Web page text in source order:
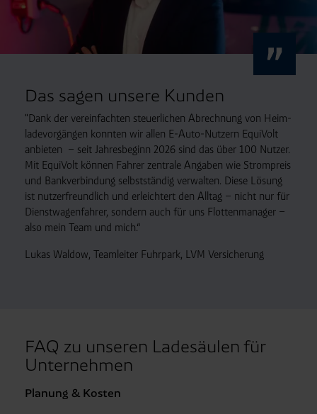
Das sagen unsere Kunden
"Dank der vereinfachten steuerlichen Abrechnung von Heim­
lade­vorgängen konnten wir allen E-Auto-Nutzern EquiVolt
anbieten – seit Jahresbeginn 2026 sind das über 100 Nutzer.
Mit EquiVolt können Fahrer zentrale Angaben wie Strom­preis
und Bank­verbindung selbstständig verwalten. Diese Lösung
ist nutzerfreundlich und erleichtert den Alltag – nicht nur für
Dienst­wagen­fahrer, sondern auch für uns Flotten­manager –
also mein Team und mich.“
Lukas Waldow, Teamleiter Fuhrpark, LVM Versicherung
FAQ zu unseren Ladesäulen für
Unternehmen
Planung & Kosten